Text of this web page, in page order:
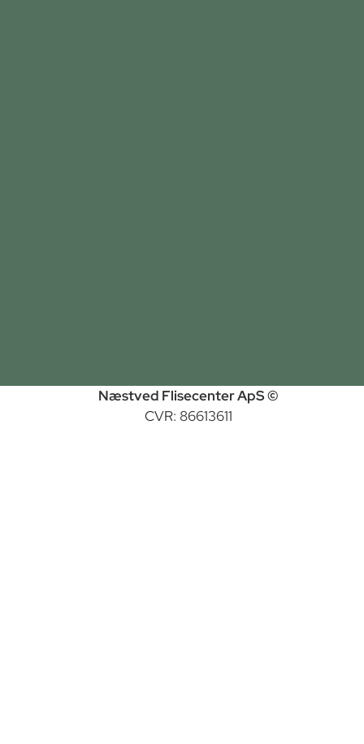
Næstved Flisecenter ApS ©
CVR: 86613611